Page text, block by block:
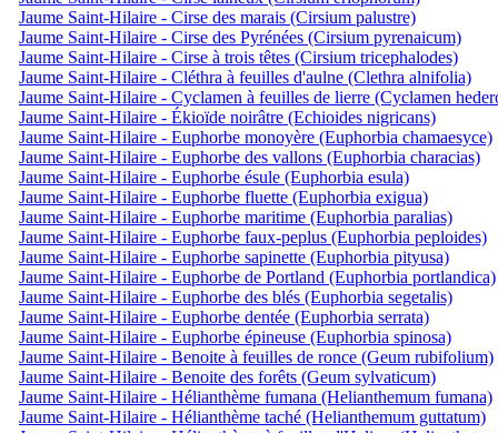
Jaume Saint-Hilaire - Cirse des marais (Cirsium palustre)
Jaume Saint-Hilaire - Cirse des Pyrénées (Cirsium pyrenaicum)
Jaume Saint-Hilaire - Cirse à trois têtes (Cirsium tricephalodes)
Jaume Saint-Hilaire - Cléthra à feuilles d'aulne (Clethra alnifolia)
Jaume Saint-Hilaire - Cyclamen à feuilles de lierre (Cyclamen
Jaume Saint-Hilaire - Ékioïde noirâtre (Echioides nigricans)
Jaume Saint-Hilaire - Euphorbe monoyère (Euphorbia chamaesyce)
Jaume Saint-Hilaire - Euphorbe des vallons (Euphorbia characias)
Jaume Saint-Hilaire - Euphorbe ésule (Euphorbia esula)
Jaume Saint-Hilaire - Euphorbe fluette (Euphorbia exigua)
Jaume Saint-Hilaire - Euphorbe maritime (Euphorbia paralias)
Jaume Saint-Hilaire - Euphorbe faux-peplus (Euphorbia peploides)
Jaume Saint-Hilaire - Euphorbe sapinette (Euphorbia pityusa)
Jaume Saint-Hilaire - Euphorbe de Portland (Euphorbia portlandica)
Jaume Saint-Hilaire - Euphorbe des blés (Euphorbia segetalis)
Jaume Saint-Hilaire - Euphorbe dentée (Euphorbia serrata)
Jaume Saint-Hilaire - Euphorbe épineuse (Euphorbia spinosa)
Jaume Saint-Hilaire - Benoite à feuilles de ronce (Geum rubifolium)
Jaume Saint-Hilaire - Benoite des forêts (Geum sylvaticum)
Jaume Saint-Hilaire - Hélianthème fumana (Helianthemum fumana)
Jaume Saint-Hilaire - Hélianthème taché (Helianthemum guttatum)